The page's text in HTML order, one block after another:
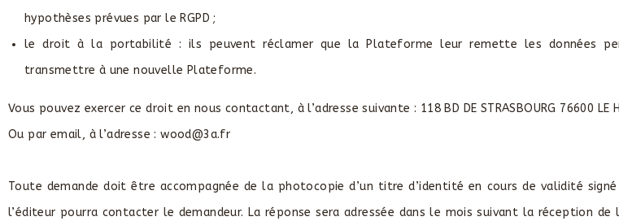
hypothèses prévues par le RGPD ;
le droit à la portabilité : ils peuvent réclamer que la Plateforme leur remette les données
transmettre à une nouvelle Plateforme.
Vous pouvez exercer ce droit en nous contactant, à l’adresse suivante : 118 BD DE STRASBOURG 76600 LE
Ou par email, à l’adresse : wood@3a.fr
Toute demande doit être accompagnée de la photocopie d’un titre d’identité en cours de validité
l’éditeur pourra contacter le demandeur. La réponse sera adressée dans le mois suivant la réception de